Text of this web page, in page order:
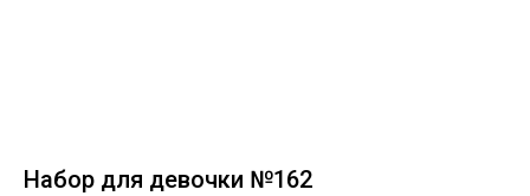
Набор для девочки №162